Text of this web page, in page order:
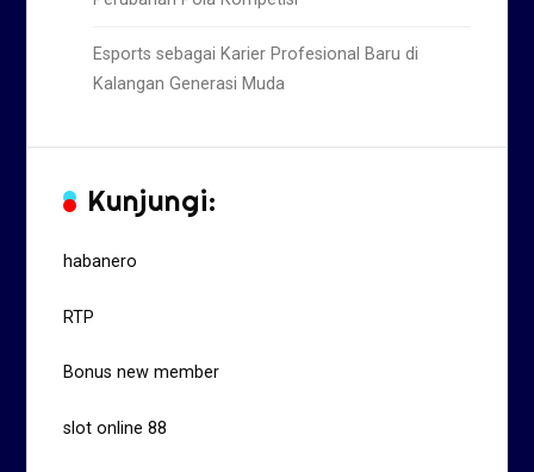
Esports sebagai Karier Profesional Baru di
Kalangan Generasi Muda
Kunjungi:
habanero
RTP
Bonus new member
slot online 88